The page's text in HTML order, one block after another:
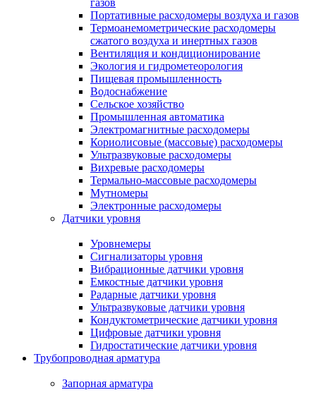
газов
Портативные расходомеры воздуха и газов
Термоанемометрические расходомеры
сжатого воздуха и инертных газов
Вентиляция и кондиционирование
Экология и гидрометеорология
Пищевая промышленность
Водоснабжение
Сельское хозяйство
Промышленная автоматика
Электромагнитные расходомеры
Кориолисовые (массовые) расходомеры
Ультразвуковые расходомеры
Вихревые расходомеры
Термально-массовые расходомеры
Мутномеры
Электронные расходомеры
Датчики уровня
Уровнемеры
Сигнализаторы уровня
Вибрационные датчики уровня
Емкостные датчики уровня
Радарные датчики уровня
Ультразвуковые датчики уровня
Кондуктометрические датчики уровня
Цифровые датчики уровня
Гидростатические датчики уровня
Трубопроводная арматура
Запорная арматура